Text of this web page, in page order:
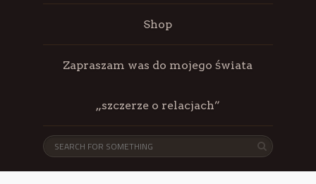
Shop
Zapraszam was do mojego świata
„szczerze o relacjach”